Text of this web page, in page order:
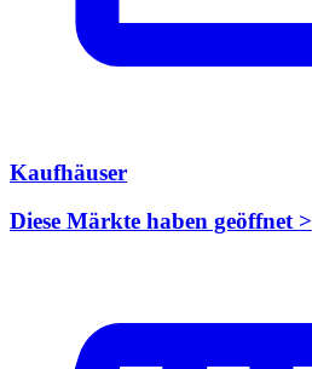
Kaufhäuser
Diese Märkte haben geöffnet >